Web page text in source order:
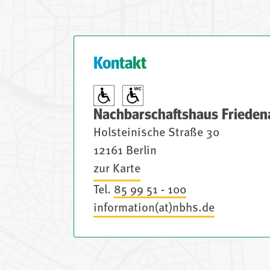
Kontakt
Nachbarschaftshaus
Holsteinische Straße 30
12161 Berlin
zur Karte
Tel. 85 99 51 - 100
information(at)nbhs.de